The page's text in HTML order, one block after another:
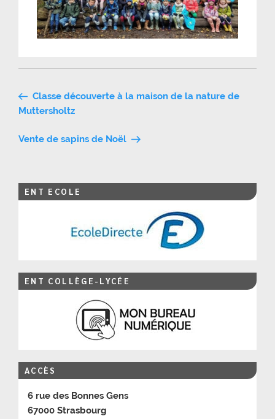
Navigation
de
l’article
Classe découverte à la maison de la nature de
Muttersholtz
Vente de sapins de Noël
ENT ECOLE
ENT COLLÈGE-LYCÉE
ACCÈS
6 rue des Bonnes Gens
67000 Strasbourg